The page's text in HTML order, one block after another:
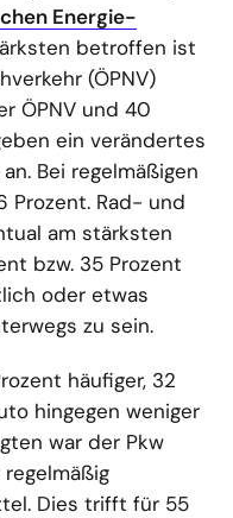
Energie-
betroffen ist
(ÖPNV)
ÖPNV und 40
ein verändertes
Bei regelmäßigen
Prozent. Rad- und
am stärksten
bzw. 35 Prozent
oder etwas
zu sein.
häufiger, 32
hingegen weniger
war der Pkw
Dies trifft für 55